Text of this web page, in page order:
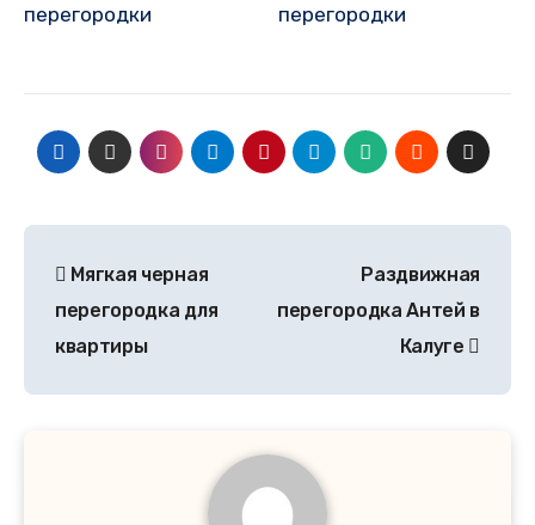
перегородки
перегородки
Мягкая черная
перегородка для
квартиры
Раздвижная
перегородка Антей в
Калуге